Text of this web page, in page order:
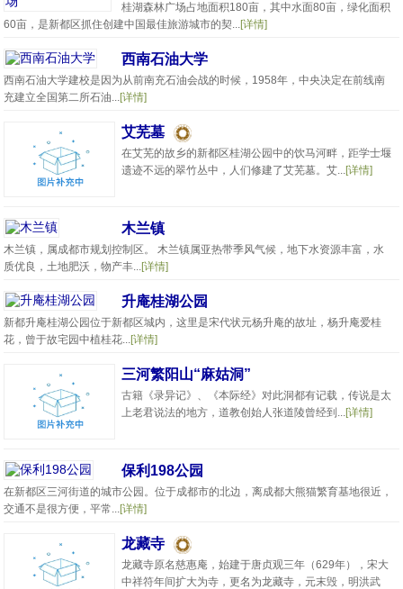
桂湖森林广场占地面积180亩，其中水面80亩，绿化面积
60亩，是新都区抓住创建中国最佳旅游城市的契...[详情]
西南石油大学
西南石油大学建校是因为从前南充石油会战的时候，1958年，中央决定在前线南
充建立全国第二所石油...[详情]
艾芜墓
在艾芜的故乡的新都区桂湖公园中的饮马河畔，距学士堰
遗迹不远的翠竹丛中，人们修建了艾芜墓。艾...[详情]
木兰镇
木兰镇，属成都市规划控制区。 木兰镇属亚热带季风气候，地下水资源丰富，水
质优良，土地肥沃，物产丰...[详情]
升庵桂湖公园
新都升庵桂湖公园位于新都区城内，这里是宋代状元杨升庵的故址，杨升庵爱桂
花，曾于故宅园中植桂花...[详情]
三河繁阳山“麻姑洞”
古籍《录异记》、《本际经》对此洞都有记载，传说是太
上老君说法的地方，道教创始人张道陵曾经到...[详情]
保利198公园
在新都区三河街道的城市公园。位于成都市的北边，离成都大熊猫繁育基地很近，
交通不是很方便，平常...[详情]
龙藏寺
龙藏寺原名慈惠庵，始建于唐贞观三年（629年），宋大
中祥符年间扩大为寺，更名为龙藏寺，元末毁，明洪武